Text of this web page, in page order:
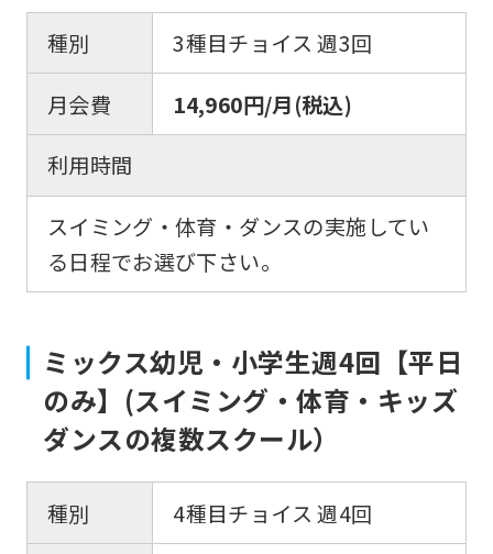
種別
3種目チョイス 週3回
月会費
14,960円/月(税込)
利用時間
スイミング・体育・ダンスの実施してい
る日程でお選び下さい。
ミックス幼児・小学生週4回【平日
のみ】(スイミング・体育・キッズ
ダンスの複数スクール）
種別
4種目チョイス 週4回
For
foreigners
Central